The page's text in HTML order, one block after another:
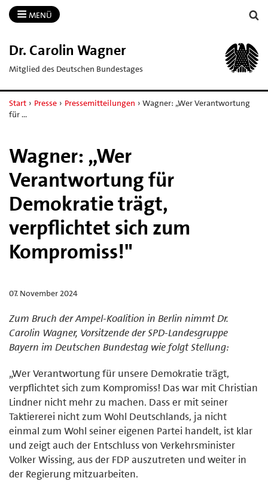
MENÜ
Dr.​ Carolin Wagner
Mitglied des Deutschen Bundestages
Start › Presse › Pressemitteilungen › Wagner: „Wer Verantwortung
für …
Wagner: „Wer
Verantwortung für
Demokratie trägt,
verpflichtet sich zum
Kompromiss!"
07. November 2024
Zum Bruch der Ampel-Koalition in Berlin nimmt Dr.
Carolin Wagner, Vorsitzende der SPD-Landesgruppe
Bayern im Deutschen Bundestag wie folgt Stellung:
„Wer Verantwortung für unsere Demokratie trägt,
verpflichtet sich zum Kompromiss! Das war mit Christian
Lindner nicht mehr zu machen. Dass er mit seiner
Taktiererei nicht zum Wohl Deutschlands, ja nicht
einmal zum Wohl seiner eigenen Partei handelt, ist klar
und zeigt auch der Entschluss von Verkehrsminister
Volker Wissing, aus der FDP auszutreten und weiter in
der Regierung mitzuarbeiten.